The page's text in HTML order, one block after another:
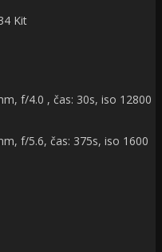
Kit
f/4.0 , čas: 30s, iso 12800
f/5.6, čas: 375s, iso 1600